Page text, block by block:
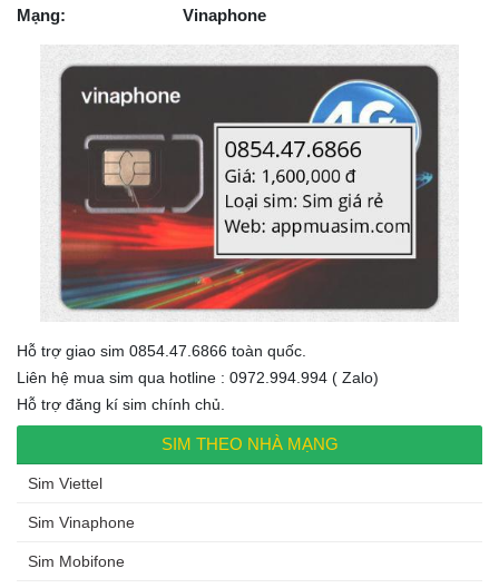
Mạng: Vinaphone
Hỗ trợ giao sim 0854.47.6866 toàn quốc.
Liên hệ mua sim qua hotline : 0972.994.994 ( Zalo)
Hỗ trợ đăng kí sim chính chủ.
SIM THEO NHÀ MẠNG
Sim Viettel
Sim Vinaphone
Sim Mobifone